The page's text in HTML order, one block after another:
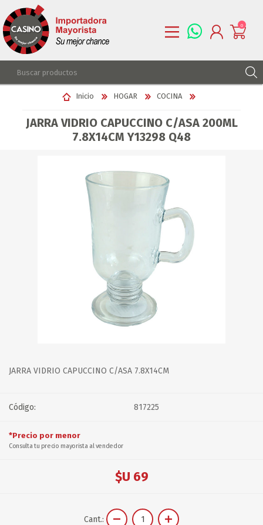
REGISTRARSE
LISTA DE DESEOS
0
Inicio HOGAR COCINA
JARRA VIDRIO CAPUCCINO C/ASA 200ML
7.8X14CM Y13298 Q48
JARRA VIDRIO CAPUCCINO C/ASA 7.8X14CM
Código: 817225
*Precio por menor
Consulta tu precio mayorista al vendedor
$U 69
Cant.: